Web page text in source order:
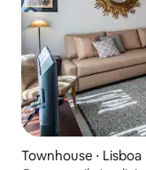
Townhouse ⋅ Lisboa